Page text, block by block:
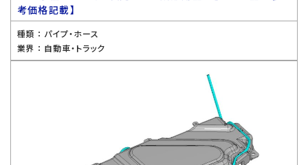
考価格記載】
種類 ： パイプ・ホース
業界 ： 自動車・トラック